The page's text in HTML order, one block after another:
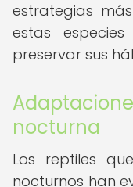
estrategias
estas
preservar sus
nocturna
Los reptiles
nocturnos han